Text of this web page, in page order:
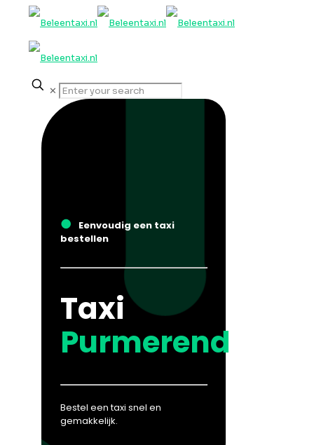
✕
●
Eenvoudig een taxi
bestellen
Taxi
Purmerend
Bestel een taxi snel en
gemakkelijk.